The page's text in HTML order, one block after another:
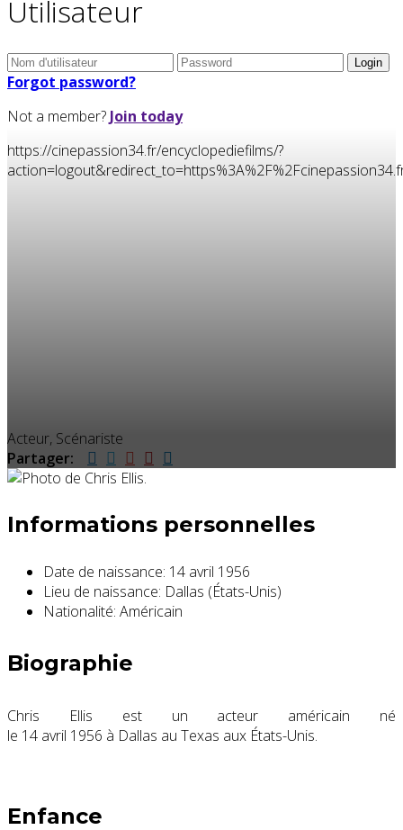
Utilisateur
Forgot password?
Not a member? Join today
https://cinepassion34.fr/encyclopediefilms/?
Acteur, Scénariste
Partager:
Informations personnelles
Date de naissance: 14 avril 1956
Lieu de naissance: Dallas (États-Unis)
Nationalité: Américain
Biographie
Chris Ellis est un acteur américain né
le 14 avril 1956 à Dallas au Texas aux États-Unis.
Enfance